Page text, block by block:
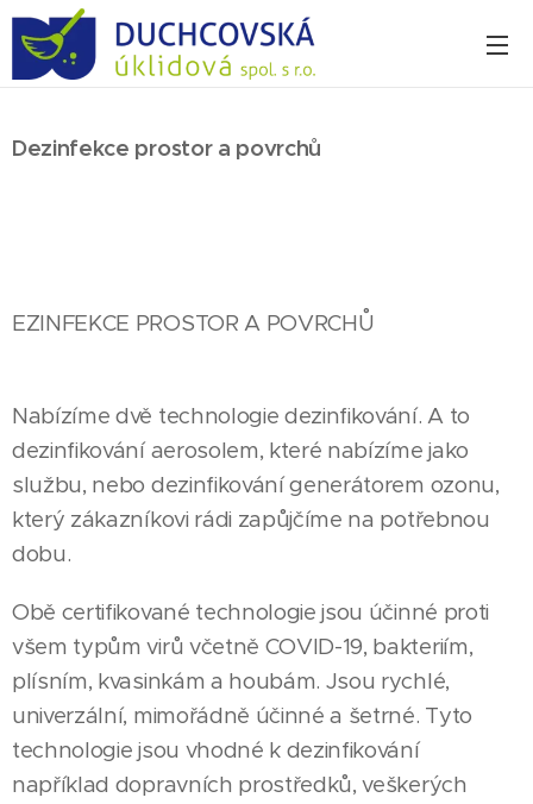
Dezinfekce prostor a povrchů
EZINFEKCE PROSTOR A POVRCHŮ
Nabízíme dvě technologie dezinfikování. A to
dezinfikování aerosolem, které nabízíme jako
službu, nebo dezinfikování generátorem ozonu,
který zákazníkovi rádi zapůjčíme na potřebnou
dobu.
Obě certifikované technologie jsou účinné proti
všem typům virů včetně COVID-19, bakteriím,
plísním, kvasinkám a houbám. Jsou rychlé,
univerzální, mimořádně účinné a šetrné. Tyto
technologie jsou vhodné k dezinfikování
například dopravních prostředků, veškerých